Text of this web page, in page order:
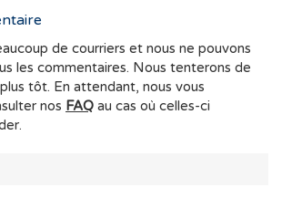
de courriers et nous ne pouvons
les commentaires. Nous tenterons de
tôt. En attendant, nous vous
nos FAQ au cas où celles-ci